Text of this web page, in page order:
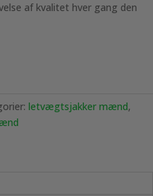
af kvalitet hver gang den
letvægtsjakker mænd,